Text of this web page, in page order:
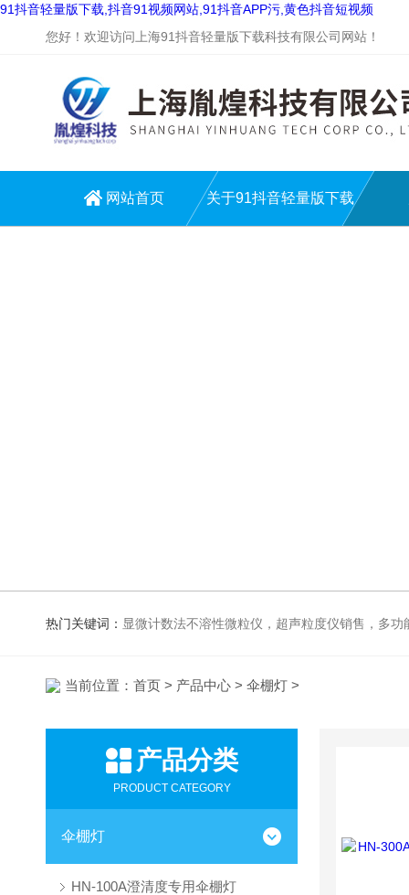
91抖音轻量版下载,抖音91视频网站,91抖音APP污,黄色抖音短视频
您好！欢迎访问上海91抖音轻量版下载科技有限公司网站！
网站首页 关于91抖音轻量版下载
热门关键词： 显微计数法不溶性微粒仪，超声粒度仪销售，多功能超声粒度抖音91视频网站，粒度及
当前位置： 首页 > 产品中心 > 伞棚灯 >
产品分类
PRODUCT CATEGORY
伞棚灯
HN-100A澄清度专用伞棚灯